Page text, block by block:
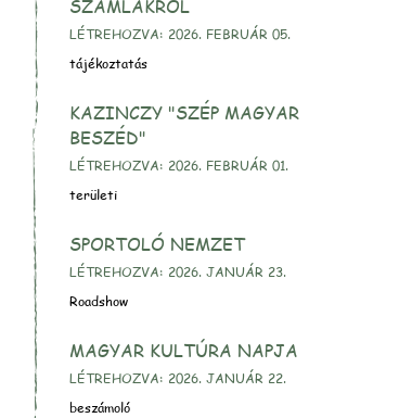
SZÁMLÁKRÓL
LÉTREHOZVA: 2026. FEBRUÁR 05.
tájékoztatás
KAZINCZY "SZÉP MAGYAR
BESZÉD"
LÉTREHOZVA: 2026. FEBRUÁR 01.
területi
SPORTOLÓ NEMZET
LÉTREHOZVA: 2026. JANUÁR 23.
Roadshow
MAGYAR KULTÚRA NAPJA
LÉTREHOZVA: 2026. JANUÁR 22.
beszámoló